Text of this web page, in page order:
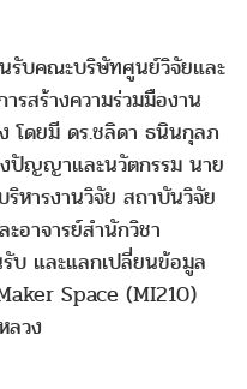
รับคณะบริษัทศูนย์วิจัยและ
รสร้างความร่วมมืองาน
โดยมี ดร.ชลิดา ธนินกุลภ
ปัญญาและนวัตกรรม นาย
หารงานวิจัย สถาบันวิจัย
อาจารย์สำนักวิชา
บ และแลกเปลี่ยนข้อมูล
Space (MI210)
ลวง